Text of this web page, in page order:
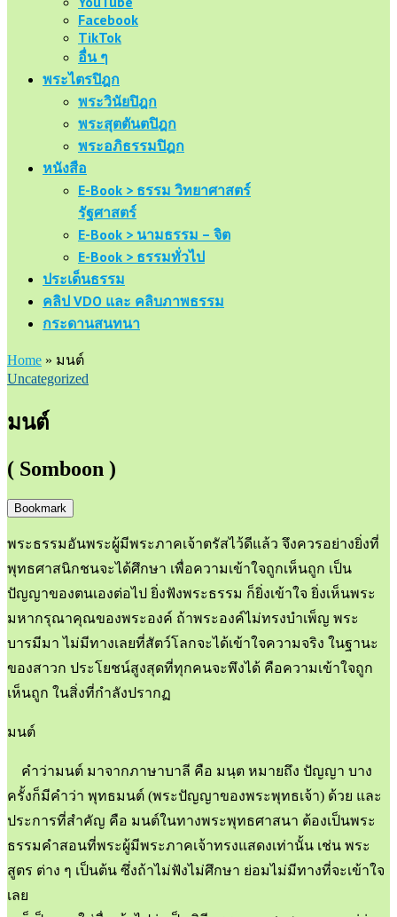
Facebook
TikTok
อื่น ๆ
พระไตรปิฎก
พระวินัยปิฎก
พระสุตตันตปิฎก
พระอภิธรรมปิฎก
หนังสือ
E-Book > ธรรม วิทยาศาสตร์
รัฐศาสตร์
E-Book > นามธรรม – จิต
E-Book > ธรรมทั่วไป
ประเด็นธรรม
คลิป VDO และ คลิบภาพธรรม
กระดานสนทนา
Home » มนต์
Uncategorized
มนต์
( Somboon )
Bookmark
พระธรรมอันพระผู้มีพระภาคเจ้าตรัสไว้ดีแล้ว จึงควรอย่างยิ่งที่
พุทธศาสนิกชนจะได้ศึกษา เพื่อความเข้าใจถูกเห็นถูก เป็น
ปัญญาของตนเองต่อไป ยิ่งฟังพระธรรม ก็ยิ่งเข้าใจ ยิ่งเห็นพระ
มหากรุณาคุณของพระองค์ ถ้าพระองค์ไม่ทรงบำเพ็ญ พระ
บารมีมา ไม่มีทางเลยที่สัตว์โลกจะได้เข้าใจความจริง ในฐานะ
ของสาวก ประโยชน์สูงสุดที่ทุกคนจะพึงได้ คือความเข้าใจถูก
เห็นถูก ในสิ่งที่กำลังปรากฏ
มนต์
คำว่ามนต์ มาจากภาษาบาลี คือ มนฺต หมายถึง ปัญญา บาง
ครั้งก็มีคำว่า พุทธมนต์ (พระปัญญาของพระพุทธเจ้า) ด้วย และ
ประการที่สำคัญ คือ มนต์ในทางพระพุทธศาสนา ต้องเป็นพระ
ธรรมคำสอนที่พระผู้มีพระภาคเจ้าทรงแสดงเท่านั้น เช่น พระ
สูตร ต่าง ๆ เป็นต้น ซึ่งถ้าไม่ฟังไม่ศึกษา ย่อมไม่มีทางที่จะเข้าใจ
เลย